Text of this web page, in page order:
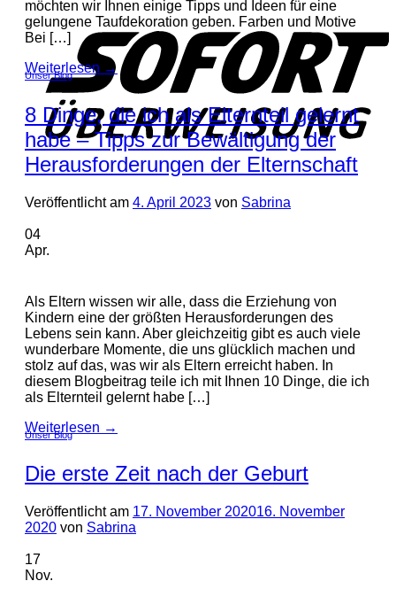
möchten wir Ihnen einige Tipps und Ideen für eine
gelungene Taufdekoration geben. Farben und Motive
Bei […]
Weiterlesen →
Unser Blog
8 Dinge, die ich als Elternteil gelernt
habe – Tipps zur Bewältigung der
Herausforderungen der Elternschaft
Veröffentlicht am 4. April 2023 von Sabrina
04
Apr.
Als Eltern wissen wir alle, dass die Erziehung von
Kindern eine der größten Herausforderungen des
Lebens sein kann. Aber gleichzeitig gibt es auch viele
wunderbare Momente, die uns glücklich machen und
stolz auf das, was wir als Eltern erreicht haben. In
diesem Blogbeitrag teile ich mit Ihnen 10 Dinge, die ich
als Elternteil gelernt habe […]
Weiterlesen →
Unser Blog
Die erste Zeit nach der Geburt
Veröffentlicht am 17. November 202016. November
2020 von Sabrina
17
Nov.